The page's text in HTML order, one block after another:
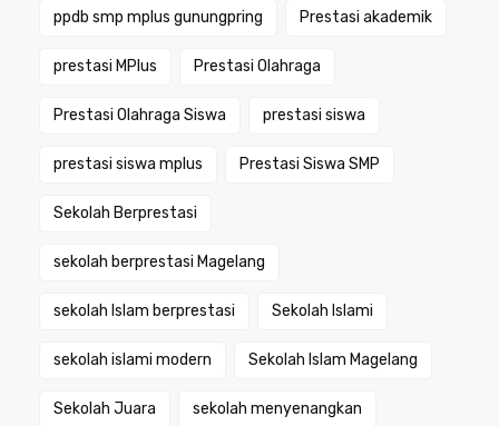
ppdb smp mplus gunungpring Prestasi akademik
prestasi MPlus Prestasi Olahraga
Prestasi Olahraga Siswa prestasi siswa
prestasi siswa mplus Prestasi Siswa SMP
Sekolah Berprestasi
sekolah berprestasi Magelang
sekolah Islam berprestasi Sekolah Islami
sekolah islami modern Sekolah Islam Magelang
Sekolah Juara sekolah menyenangkan